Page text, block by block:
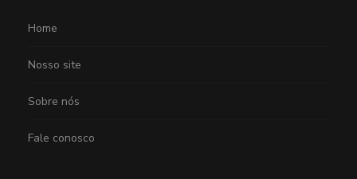
Home
Nosso site
Sobre nós
Fale conosco